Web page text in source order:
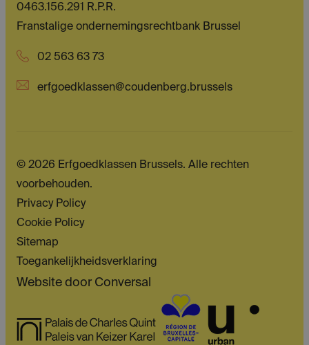
0463.156.291 R.P.R.
Franstalige ondernemingsrechtbank Brussel
02 563 63 73
erfgoedklassen@coudenberg.brussels
© 2026 Erfgoedklassen Brussels. Alle rechten
voorbehouden.
Privacy Policy
Cookie Policy
Sitemap
Toegankelijkheidsverklaring
Website door Conversal